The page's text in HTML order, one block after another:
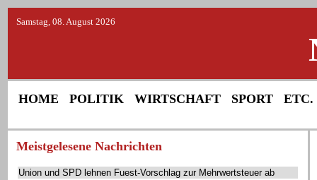
Samstag, 08. August 2026
HOME POLITIK WIRTSCHAFT SPORT ETC.
Meistgelesene Nachrichten
Union und SPD lehnen Fuest-Vorschlag zur Mehrwertsteuer ab